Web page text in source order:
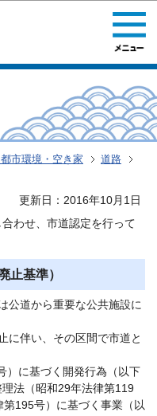
へ移動
市環境・空き家
道路
更新日：2016年10月1日
わせ、市道認定を行って
止基準）
公道から重要な公共施設に
に伴い、その区間で市道と
）に基づく開発行為（以下
理法（昭和29年法律第119
195号）に基づく事業（以